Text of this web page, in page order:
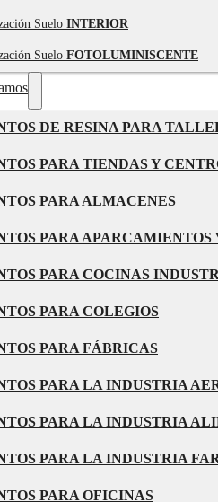
Suelo INTERIOR
Suelo FOTOLUMINISCENTE
DE RESINA PARA
PARA TIENDAS Y
PARA ALMACENES
PARA APARCAMIENTOS
PARA COCINAS
PARA COLEGIOS
PARA FÁBRICAS
PARA LA INDUSTRIA
PARA LA INDUSTRIA
PARA LA INDUSTRIA
PARA OFICINAS